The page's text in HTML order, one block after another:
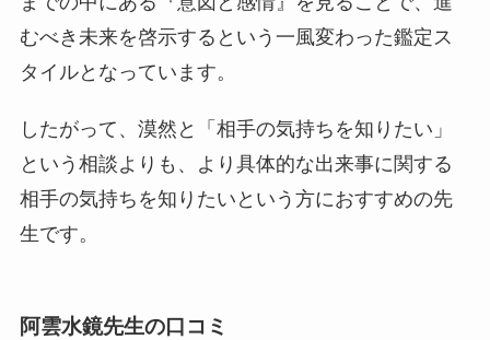
むべき未来を啓示するという一風変わった鑑定ス
タイルとなっています。
したがって、漠然と「相手の気持ちを知りたい」
という相談よりも、より具体的な出来事に関する
相手の気持ちを知りたいという方におすすめの先
生です。
阿雲水鏡先生の口コミ